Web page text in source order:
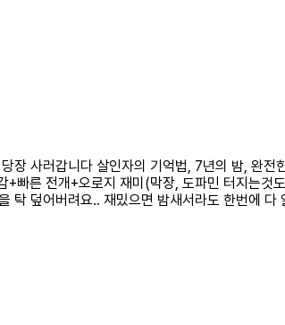
장 사러갑니다 살인자의 기억법, 7년의 밤, 완
빠른 전개+오로지 재미(막장, 도파민 터지는
탁 덮어버려요.. 재밌으면 밤새서라도 한번에